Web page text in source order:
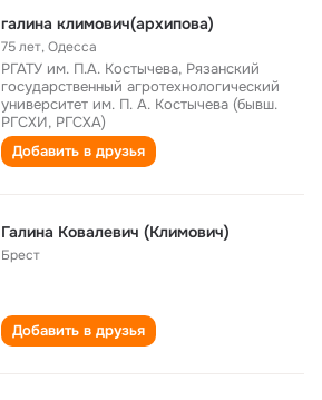
галина климович(архипова)
75 лет,Одесса
РГАТУ им. П.А. Костычева, Рязанский
государственный агротехнологический
университет им. П. А. Костычева (бывш.
РГСХИ, РГСХА)
Добавить в друзья
Галина Ковалевич (Климович)
Брест
Добавить в друзья